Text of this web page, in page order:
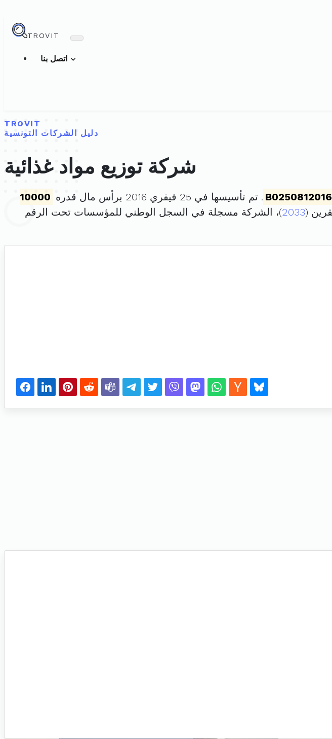
TROVIT
TROVIT
دليل الشركات التونسية
شركة توزيع مواد غذائية
B0250812016 . تم تأسيسها في 25 فيفري 2016 برأس مال قدره
10000
2033)، الشركة مسجلة في السجل الوطني للمؤسسات تحت الرقم